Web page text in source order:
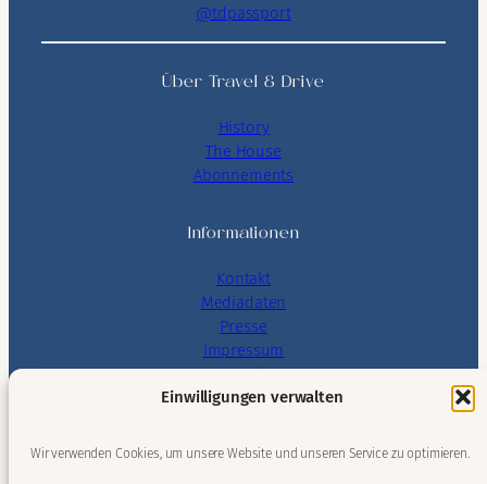
Einwilligungen verwalten
Wir verwenden Cookies, um unsere Website und unseren Service zu optimieren.
@tdpassport
Über Travel & Drive
History
The House
Abonnements
Informationen
Kontakt
Mediadaten
Presse
Impressum
Datenschutz
AGB
Connect